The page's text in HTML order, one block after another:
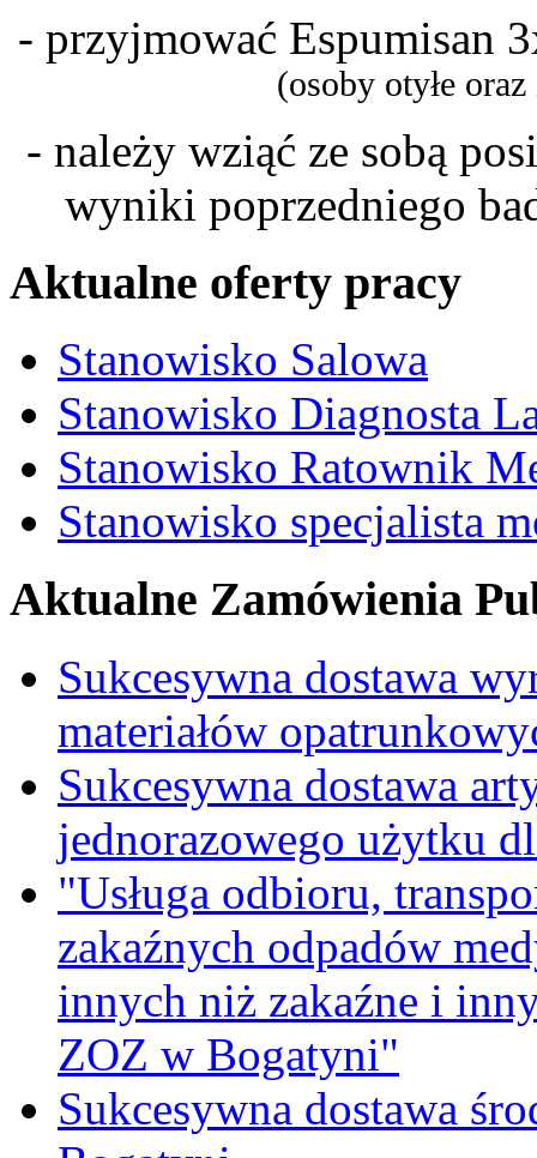
- przyjmować Espumisan
(osoby otyłe
- należy wziąć ze sobą
wyniki poprzedniego
Aktualne oferty pracy
Stanowisko Salowa
Stanowisko Diagnosta
Stanowisko Ratownik
Stanowisko specjalista
Aktualne Zamówienia
Sukcesywna dostawa
materiałów
Sukcesywna dostawa
jednorazowego użytku
"Usługa odbioru,
zakaźnych odpadów
innych niż zakaźne i
ZOZ w Bogatyni"
Sukcesywna dostawa